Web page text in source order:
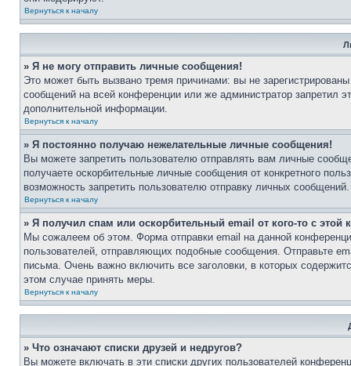
Вернуться к началу
» Я не могу отправить личные сообщения!
Это может быть вызвано тремя причинами: вы не
сообщений на всей конференции или же администратор запретил
дополнительной информации.
Вернуться к началу
» Я постоянно получаю нежелательные личные сообщения!
Вы можете запретить пользователю отправлять вам личные
получаете оскорбительные личные сообщения от конкретного
возможность запретить пользователю отправку личных сообщений.
Вернуться к началу
» Я получил спам или оскорбительный email от кого-то с этой
Мы сожалеем об этом. Форма отправки email на данной
пользователей, отправляющих подобные сообщения. Отправьте
письма. Очень важно включить все заголовки, в которых
этом случае принять меры.
Вернуться к началу
» Что означают списки друзей и недругов?
Вы можете включать в эти списки других пользователей